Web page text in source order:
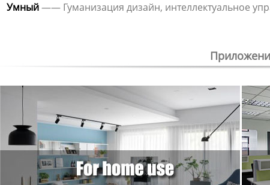
Умный—— Гуманизация дизайн, интеллектуальное